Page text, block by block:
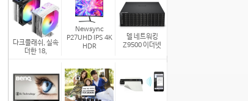
다크플래쉬, 실속
더한 18,
Newsync
P27UHD IPS 4K
HDR
델 네트워킹
Z9500 이더넷